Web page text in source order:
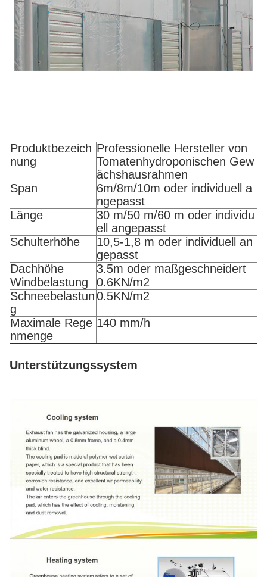
Produktbezeich
nung
Professionelle Hersteller von
Tomatenhydroponischen Gew
ächshausrahmen
Span
6m/8m/10m oder individuell a
ngepasst
Länge
30 m/50 m/60 m oder individu
ell angepasst
Schulterhöhe
10,5-1,8 m oder individuell an
gepasst
Dachhöhe
3.5m oder maßgeschneidert
Windbelastung
0.6KN/m2
Schneebelastun
g
0.5KN/m2
Maximale Rege
nmenge
140 mm/h
Unterstützungssystem